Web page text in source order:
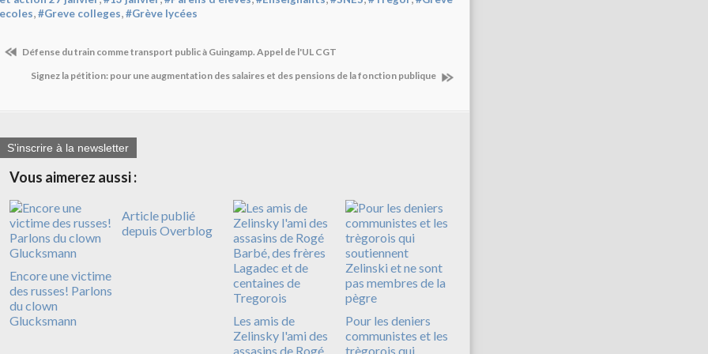
ecoles,#Greve colleges,#Grève lycées
Défense du train comme transport public à Guingamp. Appel de l'UL CGT
Signez la pétition: pour une augmentation des salaires et des pensions de la fonction publique
S'inscrire à la newsletter
Vous aimerez aussi :
Encore une victime
des russes! Parlons
du clown
Glucksmann
Article publié
depuis Overblog
Les amis de
Zelinsky l'ami des
assasins de Rogé
Pour les deniers
communistes et les
trègorois qui